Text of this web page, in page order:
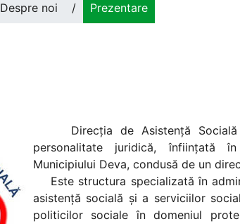
Despre noi / Prezentare
Direcţia de Asistenţă Socială
personalitate juridică, înfiinţată
Municipiului Deva, condusă de un
Este structura specializată în
asistenţă socială şi a serviciilor
politicilor sociale în domeniul